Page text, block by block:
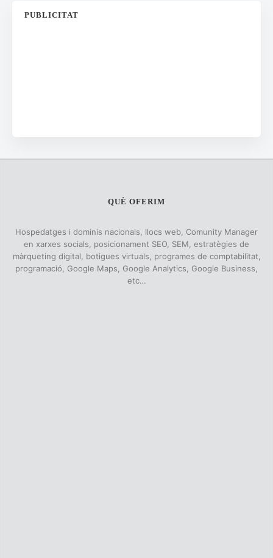
PUBLICITAT
QUÈ OFERIM
Hospedatges i dominis nacionals, llocs web, Comunity Manager
en xarxes socials, posicionament SEO, SEM, estratègies de
màrqueting digital, botigues virtuals, programes de comptabilitat,
programació, Google Maps, Google Analytics, Google Business,
etc…